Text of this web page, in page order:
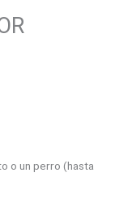
o un perro (hasta